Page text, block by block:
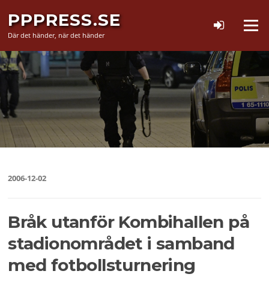
innehåll
PPPRESS.SE
Där det händer, när det händer
Meny
2006-12-02
Bråk utanför Kombihallen på
stadionområdet i samband
med fotbollsturnering